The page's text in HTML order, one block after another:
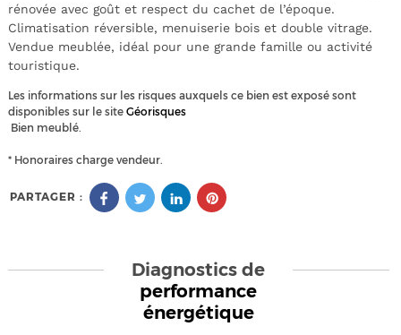
rénovée avec goût et respect du cachet de l’époque.
Climatisation réversible, menuiserie bois et double vitrage.
Vendue meublée, idéal pour une grande famille ou activité
touristique.
Les informations sur les risques auxquels ce bien est exposé sont
disponibles sur le site Géorisques
Bien meublé.
* Honoraires charge vendeur.
PARTAGER :
Diagnostics de
performance
énergétique